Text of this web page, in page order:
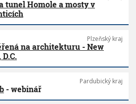
tunel Homole a mosty v
Plzeňský kraj
na architekturu - New
Pardubický kraj
- webinář